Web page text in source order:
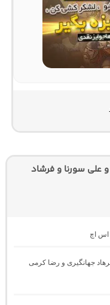
علی سورنا و فرشاد
جهانگیری و رضا کرمی